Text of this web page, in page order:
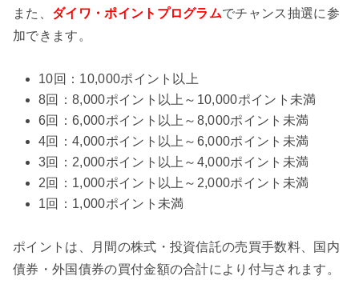
また、 ダイワ・ポイントプログラムでチャンス抽選に参
加できます。
10回：10,000ポイント以上
8回：8,000ポイント以上～10,000ポイント未満
6回：6,000ポイント以上～8,000ポイント未満
4回：4,000ポイント以上～6,000ポイント未満
3回：2,000ポイント以上～4,000ポイント未満
2回：1,000ポイント以上～2,000ポイント未満
1回：1,000ポイント未満
ポイントは、月間の株式・投資信託の売買手数料、国内
債券・外国債券の買付金額の合計により付与されます。